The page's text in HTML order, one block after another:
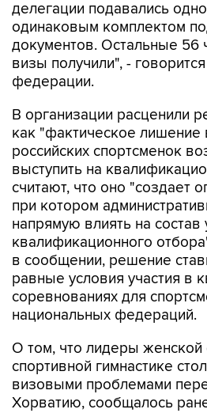
делегации подавались
одинаковым комплектом
документов. Остальные 56
визы получили", -
федерации.
В организации расценили
как "фактическое лишение
российских спортсменок
выступить на
считают, что оно "создает
при котором
напрямую влиять на состав
квалификационного
в сообщении, решение
равные условия участия в
соревнованиях для
национальных федераций.
О том, что лидеры женской
спортивной гимнастике
визовыми проблемами
Хорватию, сообщалось